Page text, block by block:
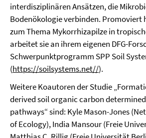
interdisziplinären Ansätzen, die
Bodenökologie verbinden. Promoviert
zum Thema Mykorrhizapilze in
arbeitet sie an ihrem eigenen DFG-
Schwerpunktprogramm SPP Soil
(https://soilsystems.net//).
Weitere Koautoren der Studie
derived soil organic carbon
pathways“ sind: Kyle Mason-Jones
of Ecology), India Mansour (Freie